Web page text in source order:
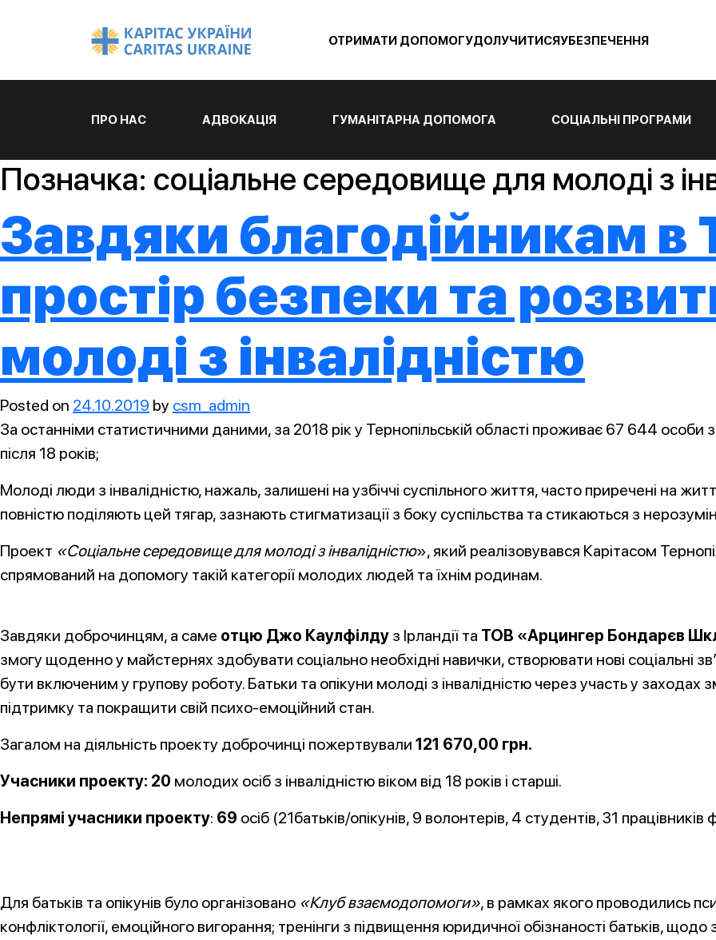
ОТРИМАТИ ДОПОМОГУДОЛУЧИТИСЯУБЕЗПЕЧЕННЯ
ПРО НАС АДВОКАЦІЯ ГУМАНІТАРНА ДОПОМОГА СОЦІАЛЬНІ ПРОГРАМИ
Позначка: соціальне середовище для молоді з
Завдяки благодійникам в
простір безпеки та
молоді з інвалідністю
Posted on 24.10.2019 by csm_admin
За останніми статистичними даними, за 2018 рік у Тернопільській області проживає 67 644 особи з
після 18 років;
Молоді люди з інвалідністю, нажаль, залишені на узбіччі суспільного життя, часто приречені на
повністю поділяють цей тягар, зазнають стигматизації з боку суспільства та стикаються з
Проект «Соціальне середовище для молоді з інвалідністю», який реалізовувався Карітасом
спрямований на допомогу такій категорії молодих людей та їхнім родинам.
Завдяки доброчинцям, а саме отцю Джо Каулфілду з Ірландії та ТОВ «Арцингер Бондарєв
змогу щоденно у майстернях здобувати соціально необхідні навички, створювати нові соціальні
бути включеним у групову роботу. Батьки та опікуни молоді з інвалідністю через участь у заходах
підтримку та покращити свій психо-емоційний стан.
Загалом на діяльність проекту доброчинці пожертвували 121 670,00 грн.
Учасники проекту: 20 молодих осіб з інвалідністю віком від 18 років і старші.
Непрямі учасники проекту: 69 осіб (21батьків/опікунів, 9 волонтерів, 4 студентів, 31
Для батьків та опікунів було організовано «Клуб взаємодопомоги», в рамках якого проводились
конфліктології, емоційного вигорання; тренінги з підвищення юридичної обізнаності батьків, щодо